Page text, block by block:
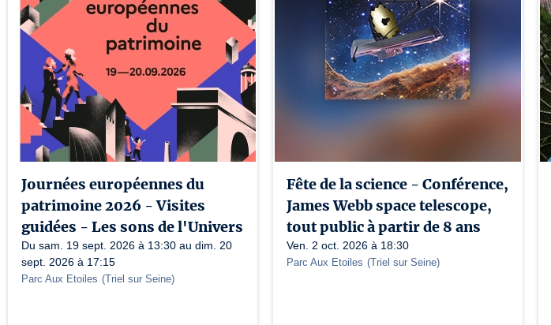
Journées européennes du
patrimoine 2026 - Visites
guidées - Les sons de l'Univers
Du sam. 19 sept. 2026 à 13:30 au dim. 20
sept. 2026 à 17:15
Parc Aux Etoiles (Triel sur Seine)
Fête de la science - Conférence,
James Webb space telescope,
tout public à partir de 8 ans
Ven. 2 oct. 2026 à 18:30
Parc Aux Etoiles (Triel sur Seine)